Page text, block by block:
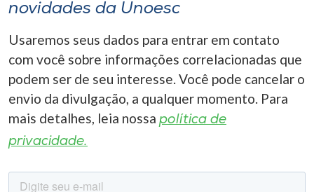
novidades da Unoesc
Usaremos seus dados para entrar em contato
com você sobre informações correlacionadas que
podem ser de seu interesse. Você pode cancelar o
envio da divulgação, a qualquer momento. Para
mais detalhes, leia nossa política de
privacidade.